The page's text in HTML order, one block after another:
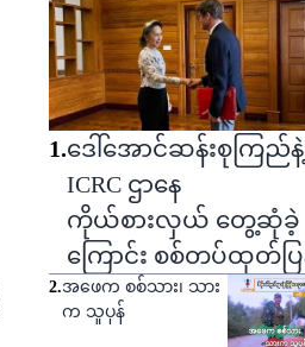
1.ဒေါ်အောင်ဆန်းစုကြည်နဲ့
ICRC ဌာနေ
ကိုယ်စားလှယ် တွေ့ဆုံခဲ့
ကြောင်း စစ်တပ်ထုတ်ပ
2.အဖေက စစ်သား၊ သား
က သူပုန်